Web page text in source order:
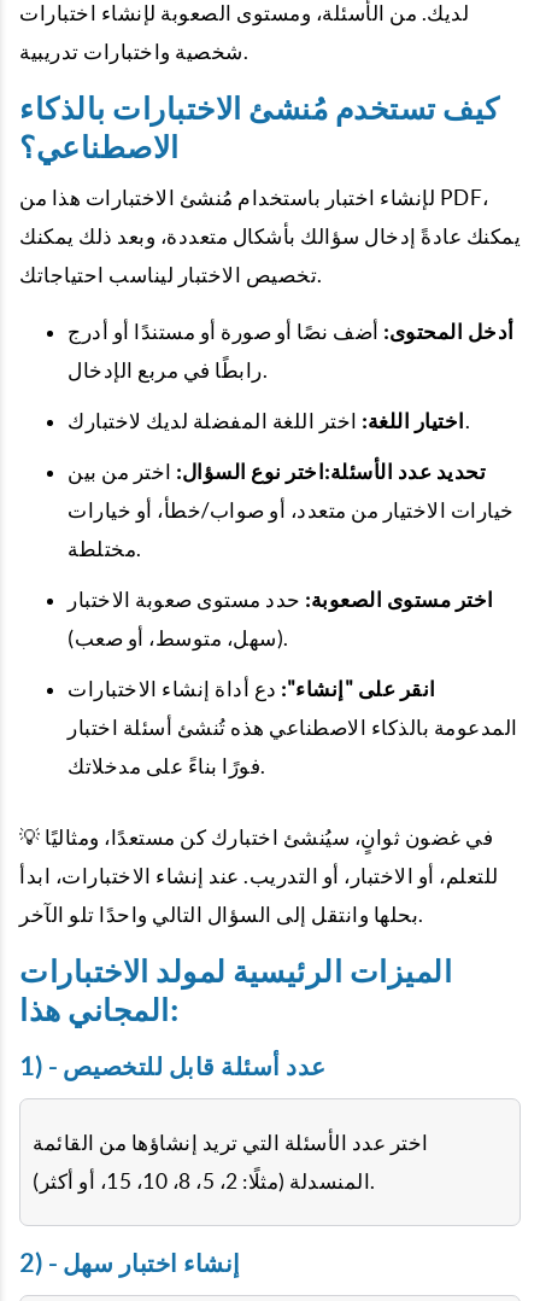
لديك. من الأسئلة، ومستوى الصعوبة لإنشاء اختبارات
شخصية واختبارات تدريبية.
كيف تستخدم مُنشئ الاختبارات بالذكاء
الاصطناعي؟
لإنشاء اختبار باستخدام مُنشئ الاختبارات هذا من PDF،
يمكنك عادةً إدخال سؤالك بأشكال متعددة، وبعد ذلك يمكنك
تخصيص الاختبار ليناسب احتياجاتك.
أدخل المحتوى: أضف نصًا أو صورة أو مستندًا أو أدرج
رابطًا في مربع الإدخال.
اختيار اللغة:اختر اللغة المفضلة لديك لاختبارك.
تحديد عدد الأسئلة:اختر نوع السؤال: اختر من بين
خيارات الاختيار من متعدد، أو صواب/خطأ، أو خيارات
مختلطة.
اختر مستوى الصعوبة: حدد مستوى صعوبة الاختبار
(سهل، متوسط، أو صعب).
انقر على "إنشاء": دع أداة إنشاء الاختبارات
المدعومة بالذكاء الاصطناعي هذه تُنشئ أسئلة اختبار
فورًا بناءً على مدخلاتك.
💡 في غضون ثوانٍ، سيُنشئ اختبارك كن مستعدًا، ومثاليًا
للتعلم، أو الاختبار، أو التدريب. عند إنشاء الاختبارات، ابدأ
بحلها وانتقل إلى السؤال التالي واحدًا تلو الآخر.
الميزات الرئيسية لمولد الاختبارات
المجاني هذا:
1) - عدد أسئلة قابل للتخصيص
اختر عدد الأسئلة التي تريد إنشاؤها من القائمة
المنسدلة (مثلًا: 2، 5، 8، 10، 15، أو أكثر).
2) - إنشاء اختبار سهل